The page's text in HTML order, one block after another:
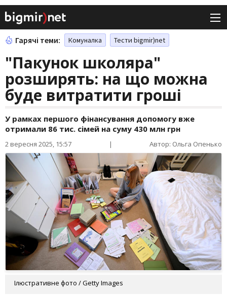
Гарячі теми: Комуналка Тести bigmir)net
"Пакунок школяра"
розширять: на що можна
буде витратити гроші
У рамках першого фінансування допомогу вже
отримали 86 тис. сімей на суму 430 млн грн
2 вересня 2025, 15:57 | Автор: Ольга Опенько
Ілюстративне фото / Getty Images